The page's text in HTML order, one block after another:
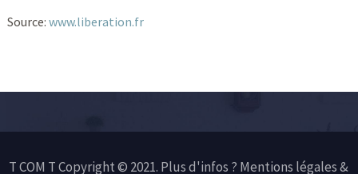
Source: www.liberation.fr
T COM T Copyright © 2021. Plus d'infos ? Mentions légales &